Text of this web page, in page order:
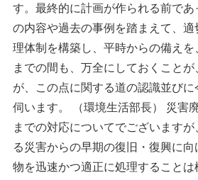
す。最終的に計画が作られる前で
の内容や過去の事例を踏まえて、
理体制を構築し、平時からの備えを
までの間も、万全にしておくこと
が、この点に関する道の認識並び
伺います。 （環境生活部長） 災害
までの対応についてでございます
る災害からの早期の復旧・復興に
物を迅速かつ適正に処理することは